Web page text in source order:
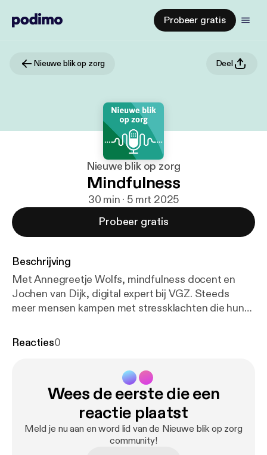
Probeer gratis
Nieuwe blik op zorg Deel
Nieuwe blik op zorg
Mindfulness
30 min · 5 mrt 2025
Probeer gratis
Beschrijving
Met Annegreetje Wolfs, mindfulness docent en
Jochen van Dijk, digital expert bij VGZ. Steeds
meer mensen kampen met stressklachten die hun
studies tonen aan dat mindfulness effectief helpt.
aanbeveelt. De app helpt mensen direct en draagt
er aan bij om mensen uit de zorg te houden. In deze
uitzending van ‘Nieuwe blik op zorg’ bespreken we
het geheim achter de populariteit van deze app.
Reacties zijn van harte welkom via
Reacties0
Wees de eerste die een
reactie plaatst
Meld je nu aan en word lid van de Nieuwe blik op zorg
community!